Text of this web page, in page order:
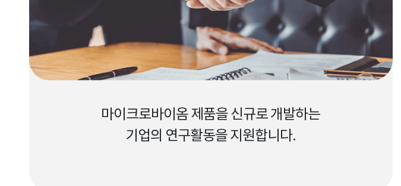
마이크로바이옴 제품을 신규로 개발하는
기업의 연구활동을 지원합니다.